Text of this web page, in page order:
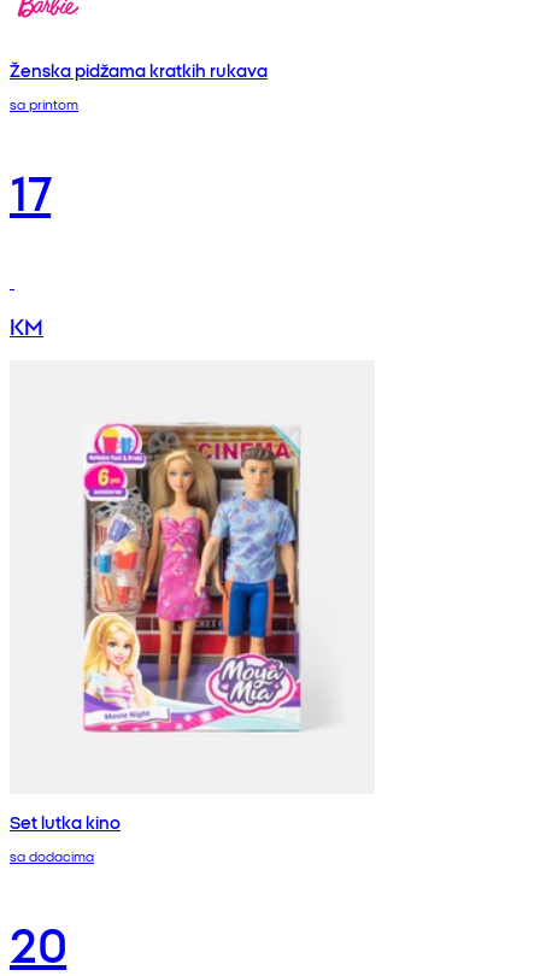
Ženska pidžama kratkih rukava
sa printom
17
KM
Set lutka kino
sa dodacima
20